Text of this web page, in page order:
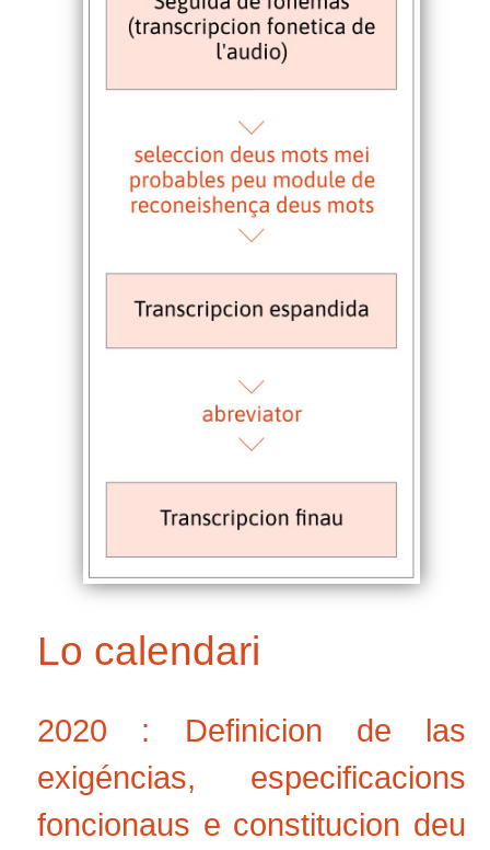
Lo calendari
2020 : Definicion de las
exigéncias, especificacions
foncionaus e constitucion deu